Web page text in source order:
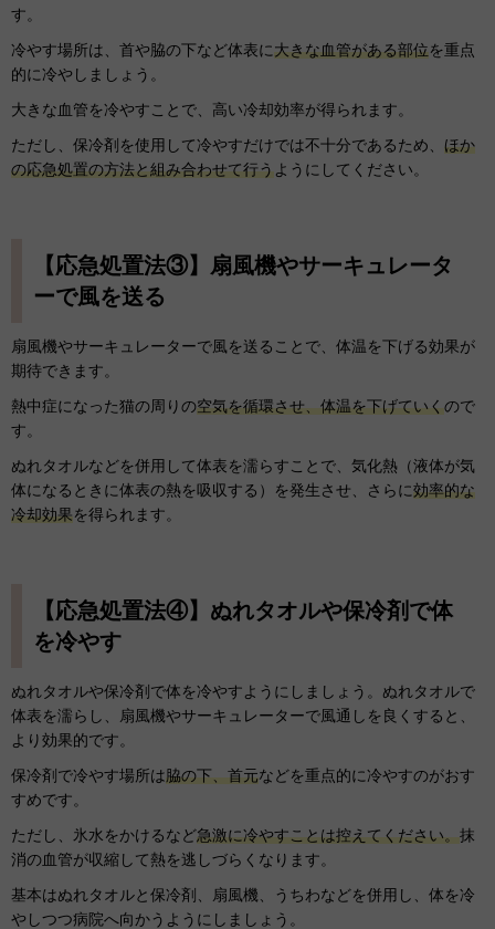
す。
冷やす場所は、首や脇の下など体表に大きな血管がある部位を重点
的に冷やしましょう。
大きな血管を冷やすことで、高い冷却効率が得られます。
ただし、保冷剤を使用して冷やすだけでは不十分であるため、 ほか
の応急処置の方法と組み合わせて行うようにしてください。
【応急処置法③】扇風機やサーキュレータ
ーで風を送る
扇風機やサーキュレーターで風を送ることで、体温を下げる効果が
期待できます。
熱中症になった猫の周りの空気を循環させ、体温を下げていくので
す。
ぬれタオルなどを併用して体表を濡らすことで、気化熱（液体が気
体になるときに体表の熱を吸収する）を発生させ、さらに効率的な
冷却効果を得られます。
【応急処置法④】ぬれタオルや保冷剤で体
を冷やす
ぬれタオルや保冷剤で体を冷やすようにしましょう。ぬれタオルで
体表を濡らし、扇風機やサーキュレーターで風通しを良くすると、
より効果的です。
保冷剤で冷やす場所は脇の下、首元などを重点的に冷やすのがおす
すめです。
ただし、氷水をかけるなど急激に冷やすことは控えてください。抹
消の血管が収縮して熱を逃しづらくなります。
基本はぬれタオルと保冷剤、扇風機、うちわなどを併用し、体を冷
やしつつ病院へ向かうようにしましょう。